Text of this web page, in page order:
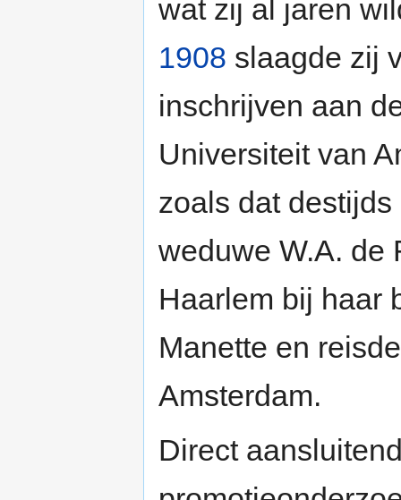
wat zij al jaren
1908 slaagde zij
inschrijven aan
Universiteit van
zoals dat
weduwe W.A. de
Haarlem bij haar
Manette en
Amsterdam.
Direct